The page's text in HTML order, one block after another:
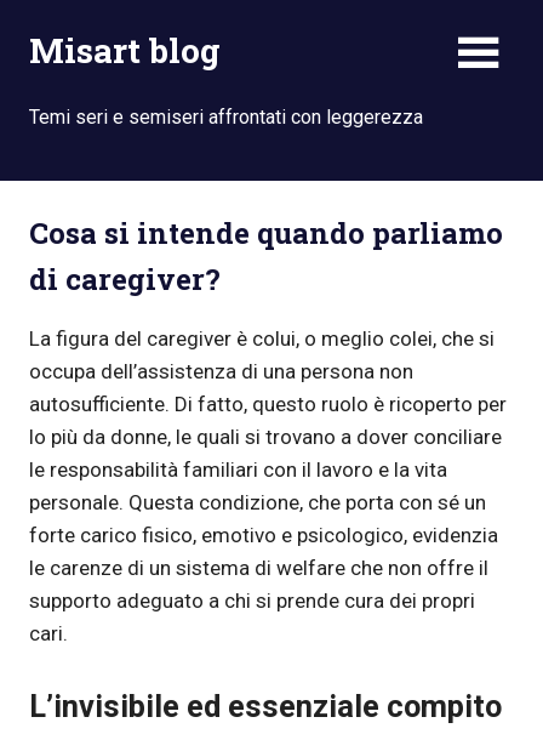
Misart blog
Temi seri e semiseri affrontati con leggerezza
Cosa si intende quando parliamo
di caregiver?
La figura del caregiver è colui, o meglio colei, che si
occupa dell’assistenza di una persona non
autosufficiente. Di fatto, questo ruolo è ricoperto per
lo più da donne, le quali si trovano a dover conciliare
le responsabilità familiari con il lavoro e la vita
personale. Questa condizione, che porta con sé un
forte carico fisico, emotivo e psicologico, evidenzia
le carenze di un sistema di welfare che non offre il
supporto adeguato a chi si prende cura dei propri
cari.
L’invisibile ed essenziale compito